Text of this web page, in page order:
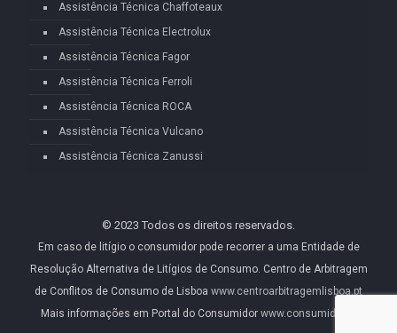
Assistência Técnica Chaffoteaux
Assistência Técnica Electrolux
Assistência Técnica Fagor
Assistência Técnica Ferroli
Assistência Técnica ROCA
Assistência Técnica Vulcano
Assistência Técnica Zanussi
© 2023 Todos os direitos reservados.
Em caso de litígio o consumidor pode recorrer a uma Entidade de
Resolução Alternativa de Litígios de Consumo. Centro de Arbitragem
de Conflitos de Consumo de Lisboa www.centroarbitragemlisboa.pt
Mais informações em Portal do Consumidor www.consumidor.pt